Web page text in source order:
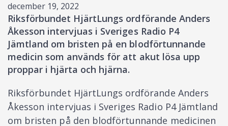
december 19, 2022
Riksförbundet HjärtLungs ordförande Anders
Åkesson intervjuas i Sveriges Radio P4
Jämtland om bristen på en blodförtunnande
medicin som används för att akut lösa upp
proppar i hjärta och hjärna.
Riksförbundet HjärtLungs ordförande Anders
Åkesson intervjuas i Sveriges Radio P4 Jämtland
om bristen på den blodförtunnande medicinen